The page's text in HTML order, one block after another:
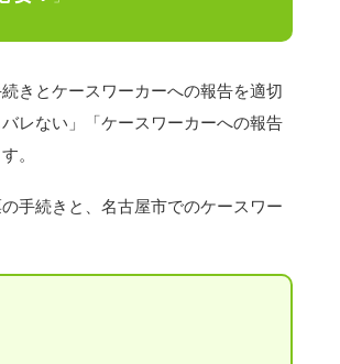
きとケースワーカーへの報告を適切
レない」「ケースワーカーへの報告
。
手続きと、名古屋市でのケースワー